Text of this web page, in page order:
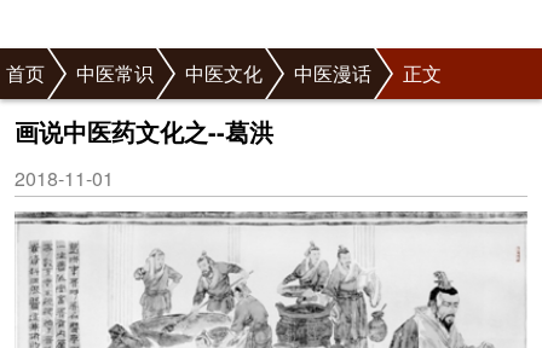
首页 中医常识 中医文化 中医漫话 正文
画说中医药文化之--葛洪
2018-11-01